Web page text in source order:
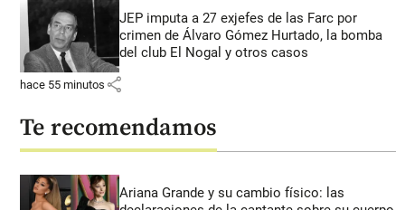
JEP imputa a 27 exjefes de las Farc por
crimen de Álvaro Gómez Hurtado, la bomba
del club El Nogal y otros casos
hace 55 minutos share
Te recomendamos
Ariana Grande y su cambio físico: las